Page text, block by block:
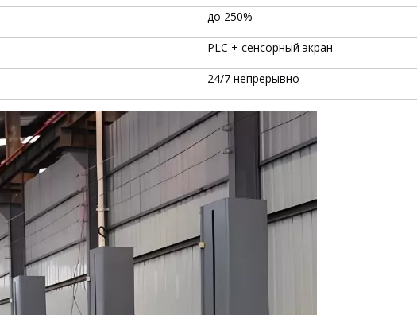
до 250%
PLC + сенсорный экран
24/7 непрерывно